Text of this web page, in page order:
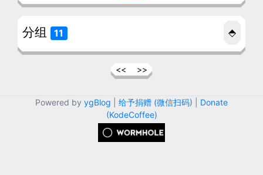
<< >>
分组 11 ⬘
Powered by ygBlog 给予捐赠 (微信扫码)
Donate
(KodeCoffee)